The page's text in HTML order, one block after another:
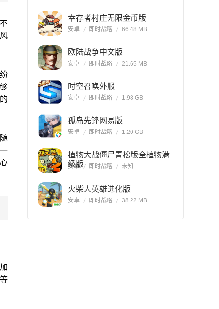
幸存者村庄无限金币版
安卓 即时战略 66.48 MB
欧陆战争中文版
安卓 即时战略 21.65 MB
时空召唤外服
安卓 即时战略 1.98 GB
孤岛先锋网易版
安卓 即时战略 1.20 GB
植物大战僵尸青松版全植物满
级版
安卓 即时战略 未知
火柴人英雄进化版
安卓 即时战略 38.22 MB